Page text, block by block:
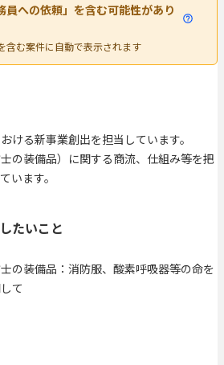
員への依頼」を含む可能性があり
む案件に自動で表示されます
ける新事業創出を担当しています。
の装備品）に関する商流、仕組み等を把
います。
たいこと
の装備品：消防服、酸素呼吸器等の命を
て